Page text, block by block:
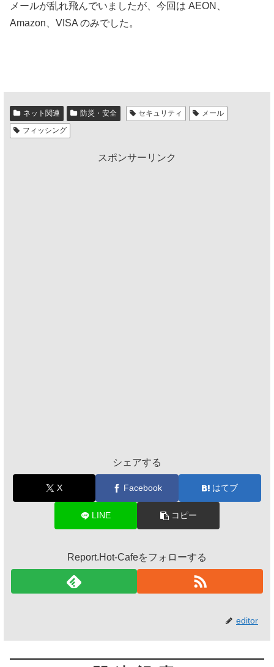
メールが乱れ飛んでいましたが、今回は AEON、
Amazon、VISA のみでした。
ネット関連 防災・安全 セキュリティ
メール
フィッシング
スポンサーリンク
シェアする
X Facebook はてブ
LINE コピー
Report.Hot-Cafeをフォローする
editor